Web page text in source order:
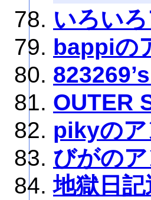
いろい
bappiの
OUTER
pikyのア
びがの
地獄日記